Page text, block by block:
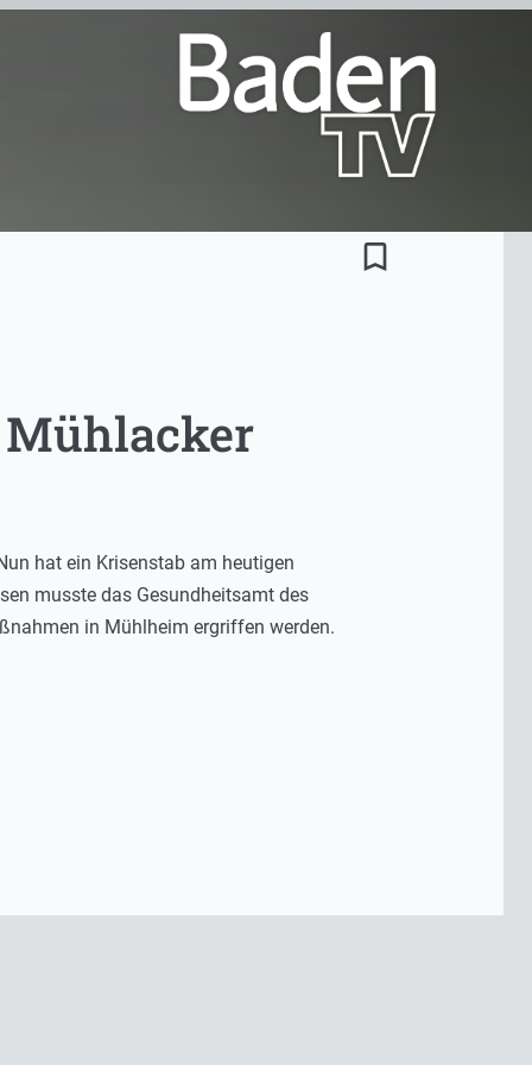
bookmark_border
hat ein Krisenstab am heutigen
musste das Gesundheitsamt des
in Mühlheim ergriffen werden.